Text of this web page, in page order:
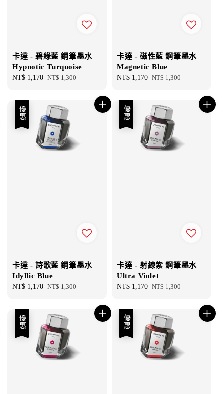
卡達 - 碧綠藍 鋼筆墨水
Hypnotic Turquoise
Sale
NT$ 1,170 Regular
NT$ 1,300
卡達 - 磁性藍 鋼筆墨水
Magnetic Blue
Sale
NT$ 1,170 Regular
NT$ 1,300
優惠
卡達 - 詩歌藍 鋼筆墨水
Idyllic Blue
Sale
NT$ 1,170 Regular
NT$ 1,300
優惠
卡達 - 射線紫 鋼筆墨水
Ultra Violet
Sale
NT$ 1,170 Regular
NT$ 1,300
優惠 優惠